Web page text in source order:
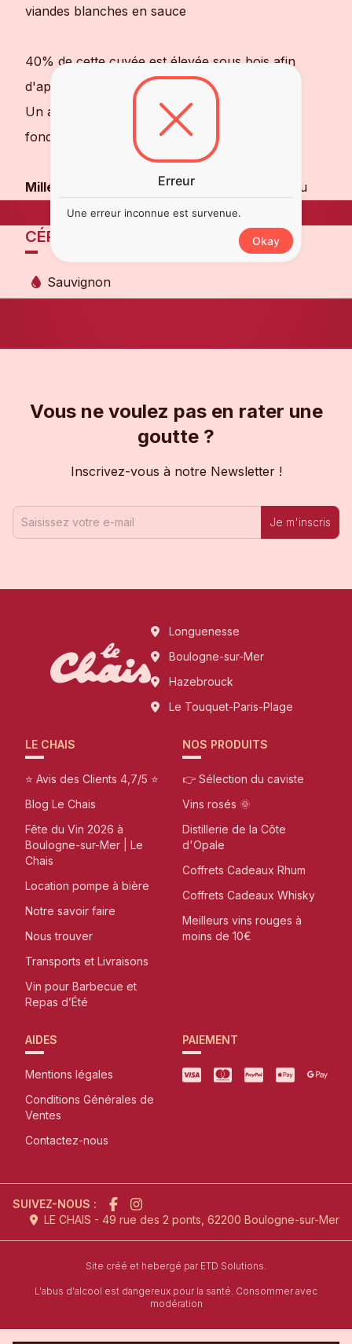
viandes blanches en sauce
40% de cette cuvée est élevée sous bois afin
d'apporter richesse et complexité aromatique.
Un apport boisé bien maîtrisé et parfaitement
fondu.
Millésime 2011 : noté 15.5/20 par Gault & Millau
CÉPAGES
Sauvignon
Vous ne voulez pas en rater une
goutte ?
Inscrivez-vous à notre Newsletter !
Je m'inscris
Longuenesse
Boulogne-sur-Mer
Hazebrouck
Le Touquet-Paris-Plage
LE CHAIS
⭐ Avis des Clients 4,7/5 ⭐
Blog Le Chais
Fête du Vin 2026 à
Boulogne-sur-Mer | Le
Chais
Location pompe à bière
Notre savoir faire
Nous trouver
Transports et Livraisons
Vin pour Barbecue et
Repas d’Été
NOS PRODUITS
👉 Sélection du caviste
Vins rosés 🌞
Distillerie de la Côte
d'Opale
Coffrets Cadeaux Rhum
Coffrets Cadeaux Whisky
Meilleurs vins rouges à
moins de 10€
AIDES
Mentions légales
Conditions Générales de
Ventes
Contactez-nous
PAIEMENT
SUIVEZ-NOUS :
LE CHAIS - 49 rue des 2 ponts, 62200 Boulogne-sur-Mer
Site créé et hebergé parl'agence de création de site
ETD Solutions.
L'abus d'alcool est dangereux pour la santé. Consommer avec
modération
Erreur
Une erreur inconnue est survenue.
Okay